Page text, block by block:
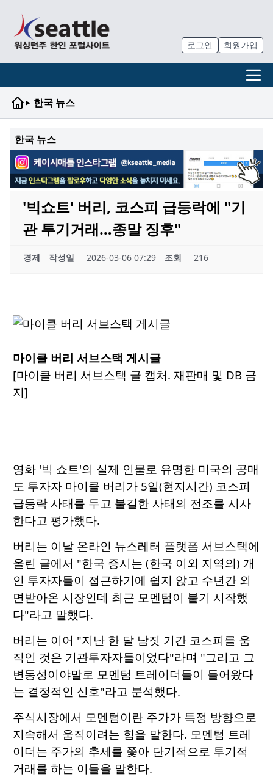
로그인 회원가입
▸ 한국 뉴스
한국 뉴스
'빅쇼트' 버리, 코스피 급등락에 "기
관 투기거래…종말 징후"
경제 작성일 2026-03-06 07:29 조회 216
마이클 버리 서브스택 게시글
[마이클 버리 서브스택 글 캡처. 재판매 및 DB 금
지]
영화 '빅 쇼트'의 실제 인물로 유명한 미국의 공매
도 투자자 마이클 버리가 5일(현지시간) 코스피
급등락 사태를 두고 불길한 사태의 전조를 시사
한다고 평가했다.
버리는 이날 온라인 뉴스레터 플랫폼 서브스택에
올린 글에서 "한국 증시는 (한국 이외 지역의) 개
인 투자자들이 접근하기에 쉽지 않고 수년간 외
면받아온 시장인데 최근 모멘텀이 붙기 시작했
다"라고 말했다.
버리는 이어 "지난 한 달 남짓 기간 코스피를 움
직인 것은 기관투자자들이었다"라며 "그리고 그
변동성이야말로 모멘텀 트레이더들이 들어왔다
는 결정적인 신호"라고 분석했다.
주식시장에서 모멘텀이란 주가가 특정 방향으로
지속해서 움직이려는 힘을 말한다. 모멘텀 트레
이더는 주가의 추세를 쫓아 단기적으로 투기적
거래를 하는 이들을 말한다.